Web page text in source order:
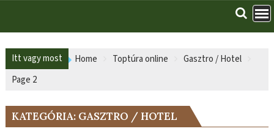
Itt vagy most Home Toptúra online
Gasztro / Hotel
Page 2
KATEGÓRIA: GASZTRO / HOTEL